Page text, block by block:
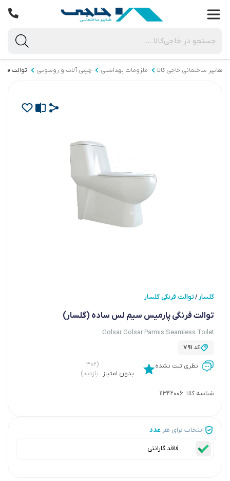
هایپر ساختمانی خاجی‌ کالا ملزومات بهداشتی چینی آلات و روشویی توالت
گلسار /توالت فرنگی گلسار
توالت فرنگی پارمیس سیم لس ساده (گلسار)
Golsar Golsar Parmis Seamless Toilet
کد791
نظری ثبت نشده
بدون امتیاز
(۳۰۲
بازدید)
شناسه کالا: 11342006
انتخاب برای هر عدد
فاقد گارانتی